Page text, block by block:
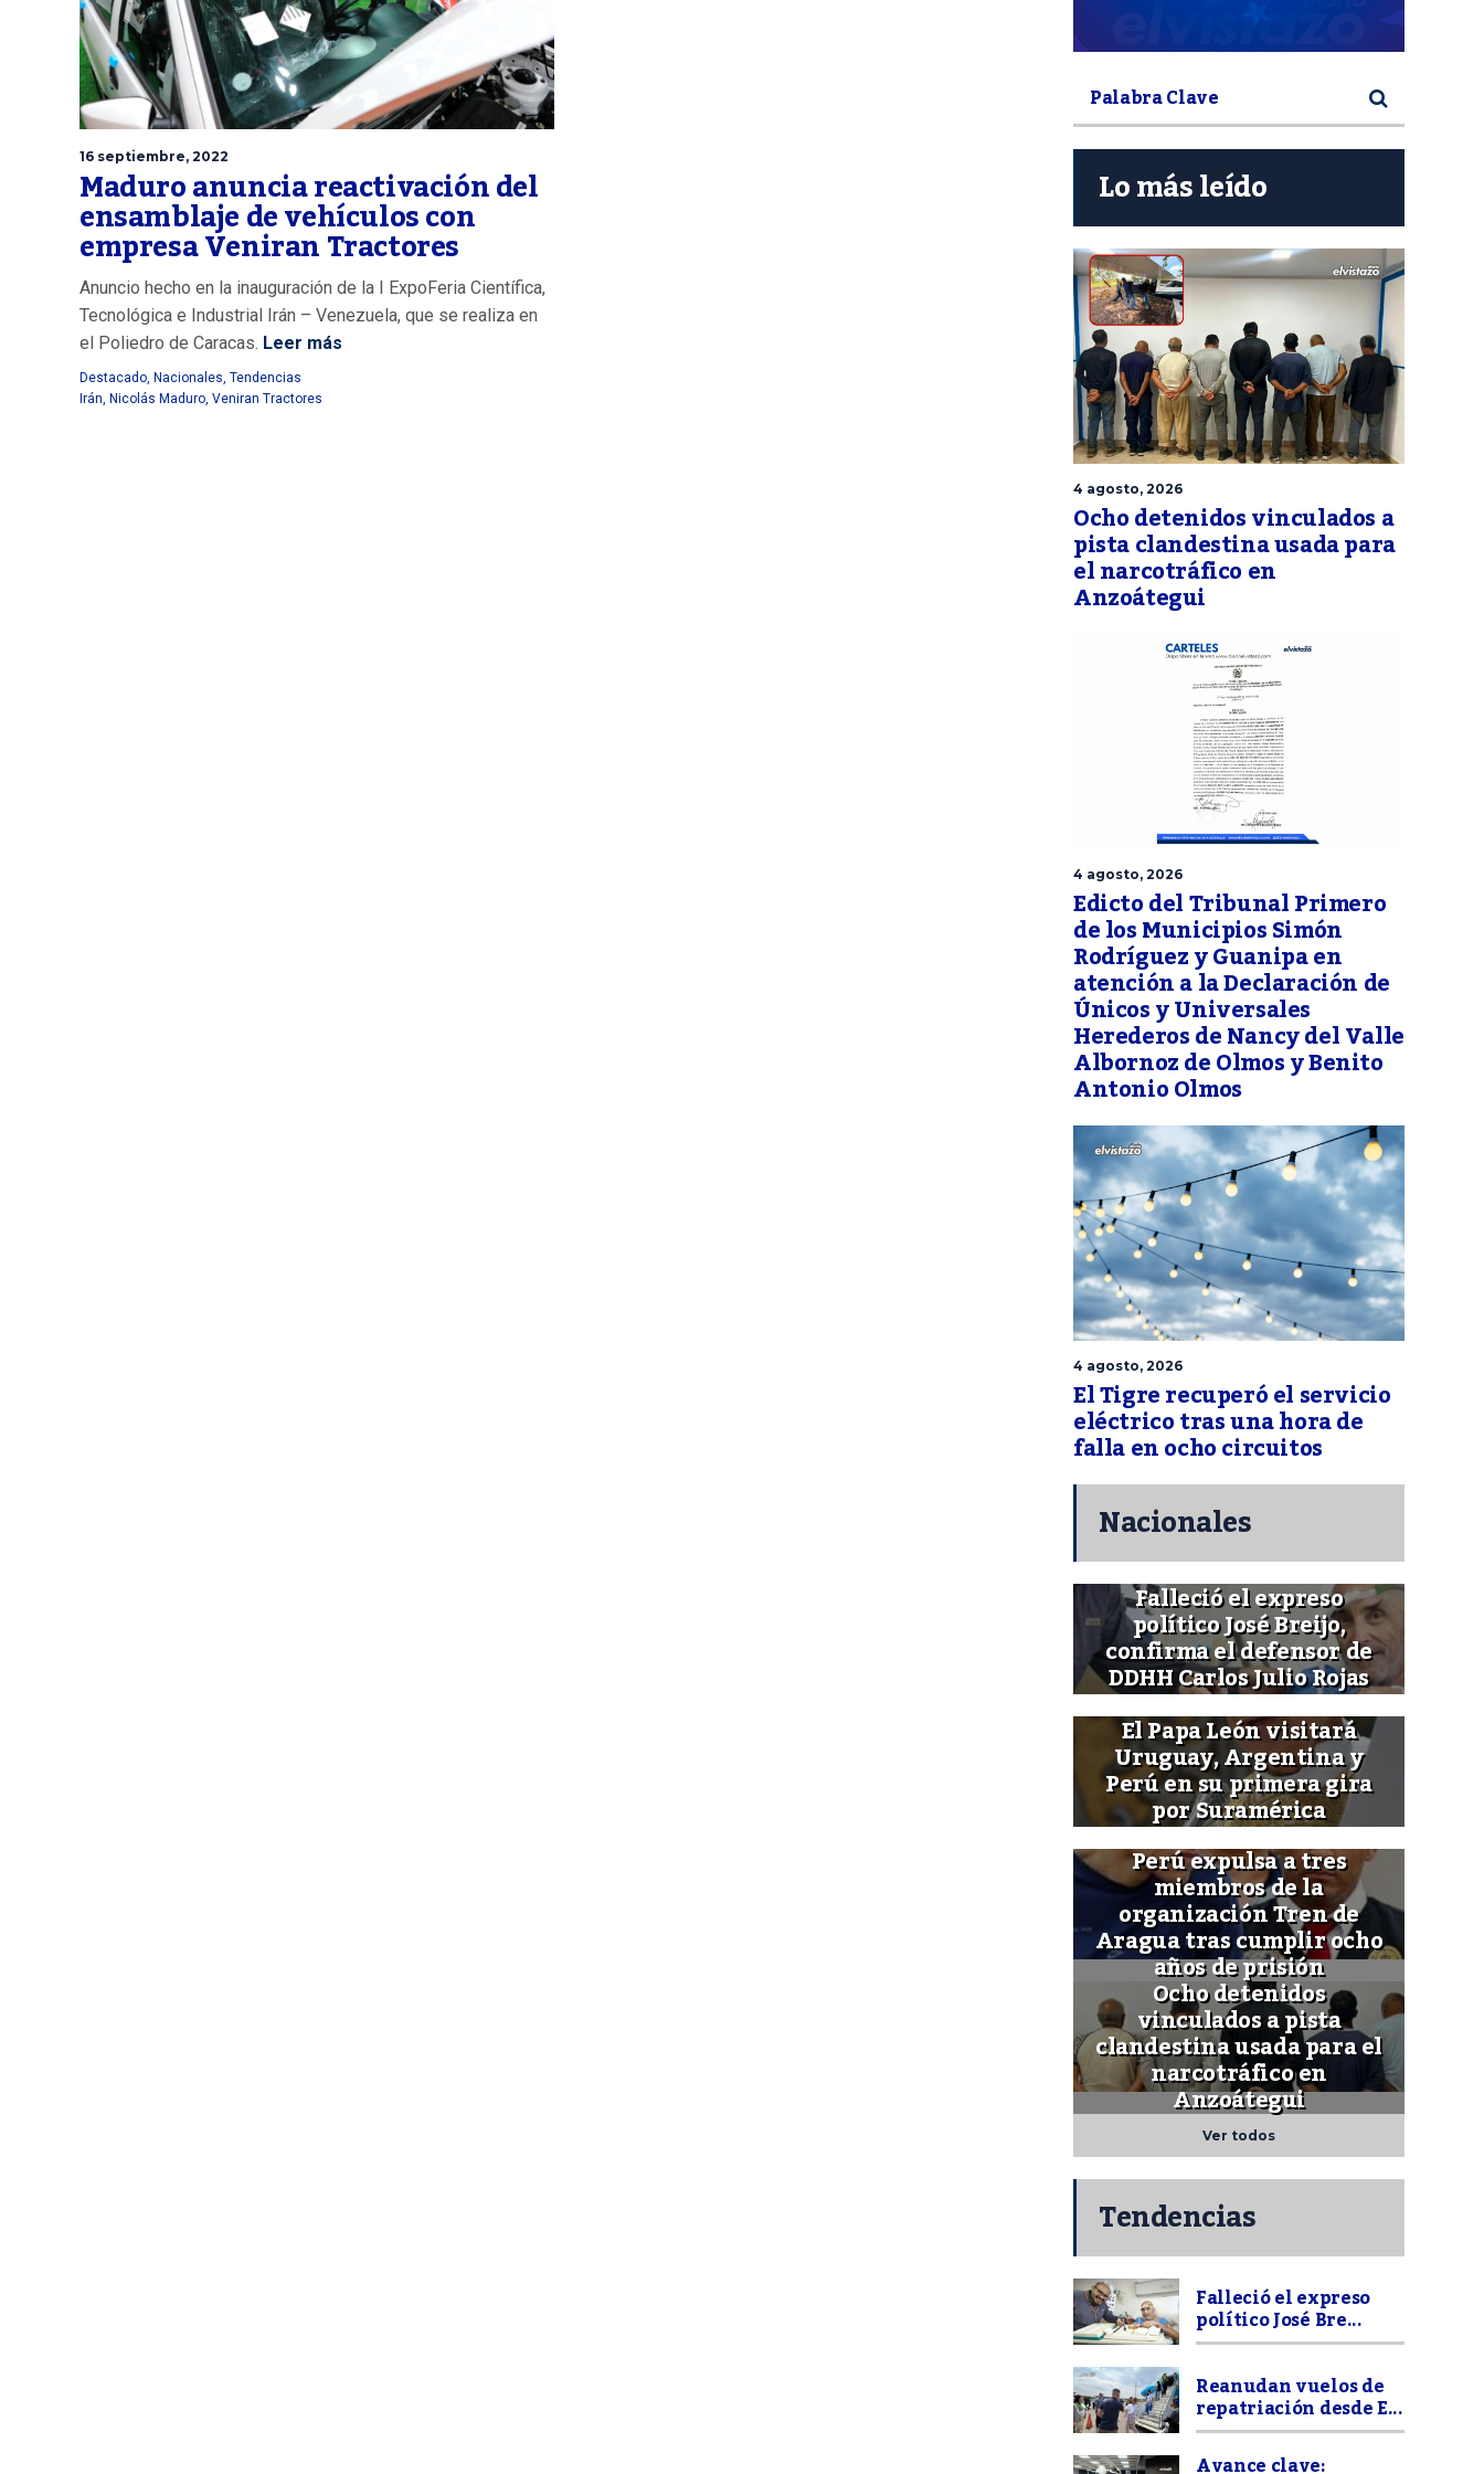
16 septiembre, 2022
Maduro anuncia reactivación del
ensamblaje de vehículos con
empresa Veniran Tractores
Anuncio hecho en la inauguración de la I ExpoFeria Científica,
Tecnológica e Industrial Irán – Venezuela, que se realiza en
el Poliedro de Caracas. Leer más
Destacado Nacionales Tendencias
Irán Nicolás Maduro Veniran Tractores
Lo más leído
4 agosto, 2026
Ocho detenidos vinculados a
pista clandestina usada para
el narcotráfico en
Anzoátegui
4 agosto, 2026
Edicto del Tribunal Primero
de los Municipios Simón
Rodríguez y Guanipa en
atención a la Declaración de
Únicos y Universales
Herederos de Nancy del Valle
Albornoz de Olmos y Benito
Antonio Olmos
4 agosto, 2026
El Tigre recuperó el servicio
eléctrico tras una hora de
falla en ocho circuitos
Nacionales
Falleció el expreso
político José Breijo,
confirma el defensor de
DDHH Carlos Julio Rojas
El Papa León visitará
Uruguay, Argentina y
Perú en su primera gira
por Suramérica
Perú expulsa a tres
miembros de la
organización Tren de
Aragua tras cumplir ocho
años de prisión
Ocho detenidos
vinculados a pista
clandestina usada para el
narcotráfico en
Anzoátegui
Ver todos
Tendencias
Falleció el expreso
político José Bre...
Reanudan vuelos de
repatriación desde E...
Avance clave: